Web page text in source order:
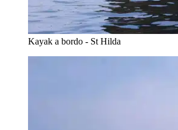
Kayak a bordo - St Hilda